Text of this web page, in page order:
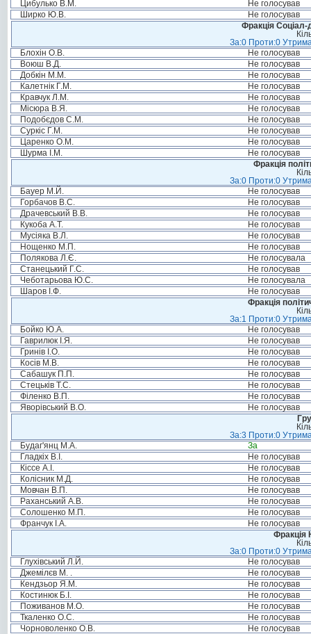
Цибулько В.М.
Не голосував
Ширко Ю.В.
Не голосував
Фракція Соціал-
За:0 Проти:0
Блохін О.В.
Не голосував
Воюш В.Д.
Не голосував
Добкін М.М.
Не голосував
Калетнік Г.М.
Не голосував
Кравчук Л.М.
Не голосував
Місюра В.Я.
Не голосував
Подобєдов С.М.
Не голосував
Суркіс Г.М.
Не голосував
Царенко О.М.
Не голосував
Шурма І.М.
Не голосував
Фракція
За:0 Проти:0
Бауер М.Й.
Не голосував
Горбачов В.С.
Не голосував
Драчевський В.В.
Не голосував
Кукоба А.Т.
Не голосував
Мусіяка В.Л.
Не голосував
Нощенко М.П.
Не голосував
Полякова Л.Є.
Не голосувала
Станецький Г.С.
Не голосував
Чеботарьова Ю.С.
Не голосувала
Шаров І.Ф.
Не голосував
Фракція
За:1 Проти:0
Бойко Ю.А.
Не голосував
Гаврилюк І.Я.
Не голосував
Гринів І.О.
Не голосував
Косів М.В.
Не голосував
Сабашук П.П.
Не голосував
Стецьків Т.С.
Не голосував
Філенко В.П.
Не голосував
Яворівський В.О.
Не голосував
За:3 Проти:0
Будаг'янц М.А.
За
Гладкіх В.І.
Не голосував
Кіссе А.І.
Не голосував
Колісник М.Д.
Не голосував
Мовчан В.П.
Не голосував
Раханський А.В.
Не голосував
Солошенко М.П.
Не голосував
Франчук І.А.
Не голосував
Фракція
За:0 Проти:0
Глухівський Л.Й.
Не голосував
Джемілєв М. .
Не голосував
Кендзьор Я.М.
Не голосував
Костинюк Б.І.
Не голосував
Поживанов М.О.
Не голосував
Ткаленко О.С.
Не голосував
Чорноволенко О.В.
Не голосував